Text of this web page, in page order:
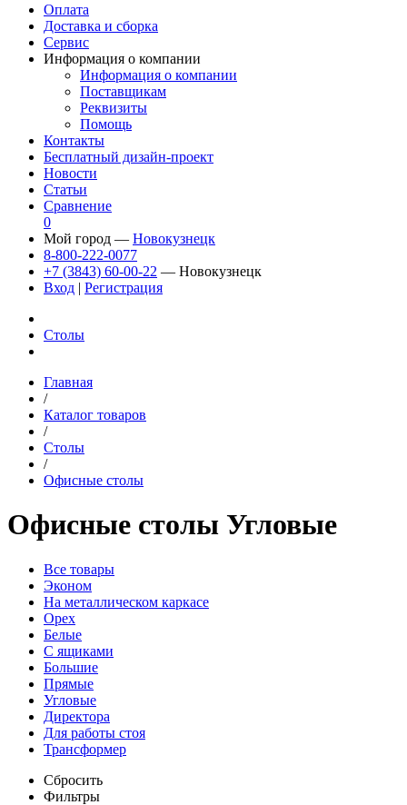
Оплата
Доставка и сборка
Сервис
Информация о компании
Информация о компании
Поставщикам
Реквизиты
Помощь
Контакты
Бесплатный дизайн-проект
Новости
Статьи
Сравнение
0
Мой город — Новокузнецк
8-800-222-0077
+7 (3843) 60-00-22 — Новокузнецк
Вход | Регистрация
Столы
Главная
/
Каталог товаров
/
Столы
/
Офисные столы
Офисные столы Угловые
Все товары
Эконом
На металлическом каркасе
Орех
Белые
С ящиками
Большие
Прямые
Угловые
Директора
Для работы стоя
Трансформер
Сбросить
Фильтры